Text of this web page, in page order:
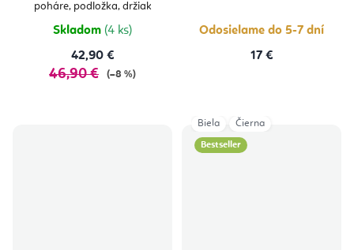
poháre, podložka, držiak
Skladom (4 ks)
42,90 €
46,90 € (–8 %)
Odosielame do 5-7 dní
17 €
Bestseller
Biela Čierna